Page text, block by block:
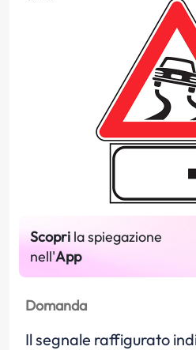
Scopri la spiegazione
nell'App
Domanda
Il segnale raffigurato